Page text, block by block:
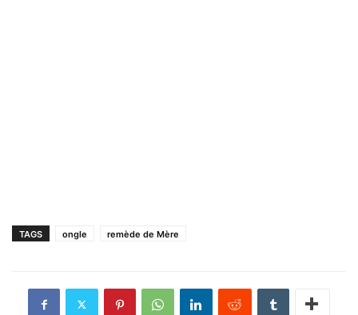
TAGS ongle remède de Mère